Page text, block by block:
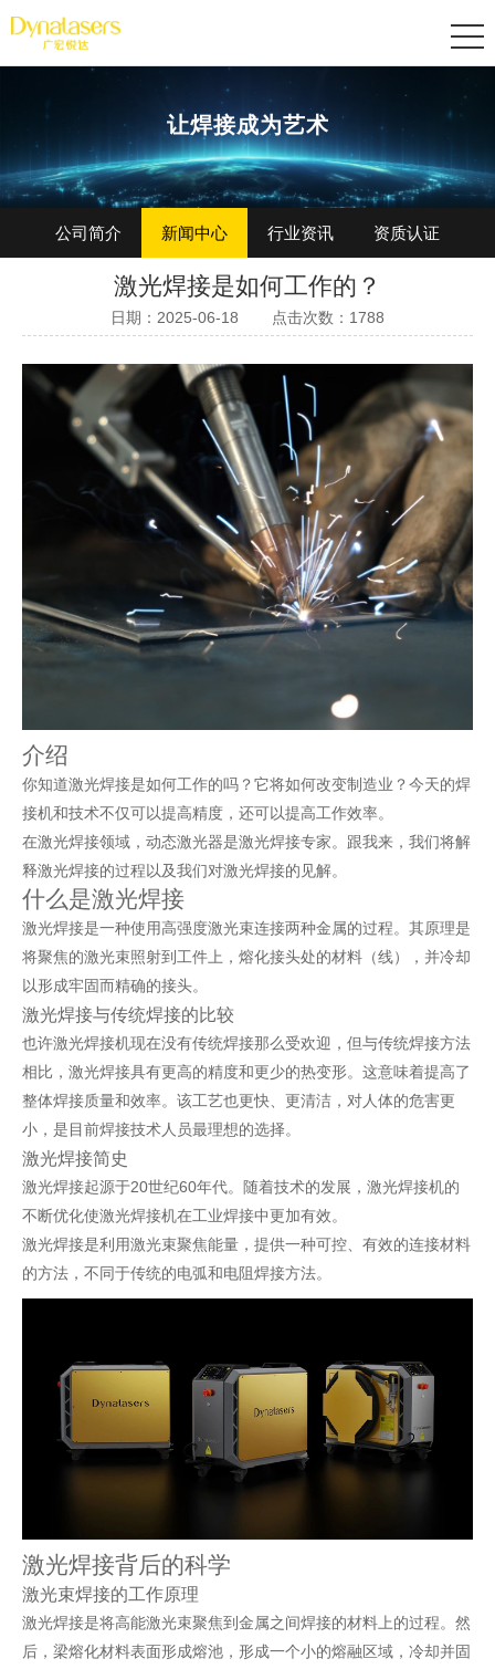
让焊接成为艺术
公司简介 新闻中心 行业资讯 资质认证
加入我们
激光焊接是如何工作的？
日期：2025-06-18 点击次数：1788
介绍
你知道激光焊接是如何工作的吗？它将如何改变制造业？今天的焊
接机和技术不仅可以提高精度，还可以提高工作效率。
在激光焊接领域， 动态激光器是激光焊接专家。跟我来，我们将解
释激光焊接的过程以及我们对激光焊接的见解。
什么是激光焊接
激光焊接是一种使用高强度激光束连接两种金属的过程。其原理是
将聚焦的激光束照射到工件上，熔化接头处的材料（线），并冷却
以形成牢固而精确的接头。
激光焊接与传统焊接的比较
也许激光焊接机现在没有传统焊接那么受欢迎，但与传统焊接方法
相比，激光焊接具有更高的精度和更少的热变形。这意味着提高了
整体焊接质量和效率。该工艺也更快、更清洁，对人体的危害更
小，是目前焊接技术人员最理想的选择。
激光焊接简史
激光焊接起源于20世纪60年代。随着技术的发展，激光焊接机的
不断优化使激光焊接机在工业焊接中更加有效。
激光焊接是利用激光束聚焦能量，提供一种可控、有效的连接材料
的方法，不同于传统的电弧和电阻焊接方法。
激光焊接背后的科学
激光束焊接的工作原理
激光焊接是将高能激光束聚焦到金属之间焊接的材料上的过程。然
后，梁熔化材料表面形成熔池，形成一个小的熔融区域，冷却并固